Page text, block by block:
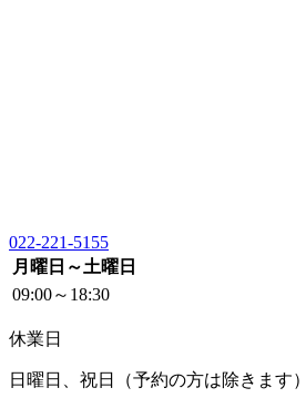
022-221-5155
月曜日～土曜日
09:00～18:30
休業日
日曜日、祝日（予約の方は除きます）